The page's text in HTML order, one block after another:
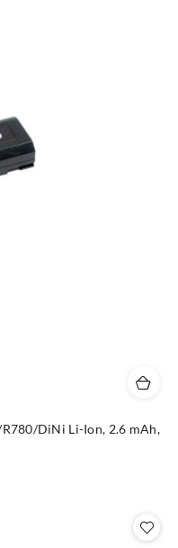
DiNi Li-Ion, 2.6 mAh,